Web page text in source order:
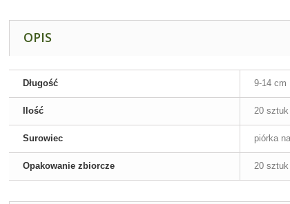
OPIS
Długość 9-14 cm
Ilość 20 sztuk
Surowiec piórka
Opakowanie zbiorcze 20 sztuk